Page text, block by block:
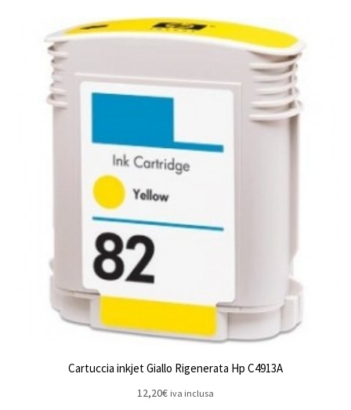
Cartuccia inkjet Giallo Rigenerata Hp C4913A
12,20€ iva inclusa